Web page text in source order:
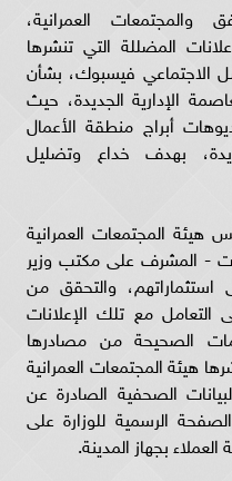
والمجتمعات العمرانية،
المضللة التي تنشرها
فيسبوك، بشأن
الإدارية الجديدة، حيث
أبراج منطقة الأعمال
بهدف خداع وتضليل
هيئة المجتمعات العمرانية
- المشرف على مكتب وزير
استثماراتهم، والتحقق من
مع تلك الإعلانات
الصحيحة من مصادرها
هيئة المجتمعات العمرانية
الصحفية الصادرة عن
الرسمية للوزارة على
بجهاز المدينة.